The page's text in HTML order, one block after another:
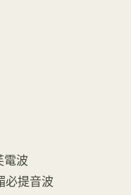
電波
必提音波